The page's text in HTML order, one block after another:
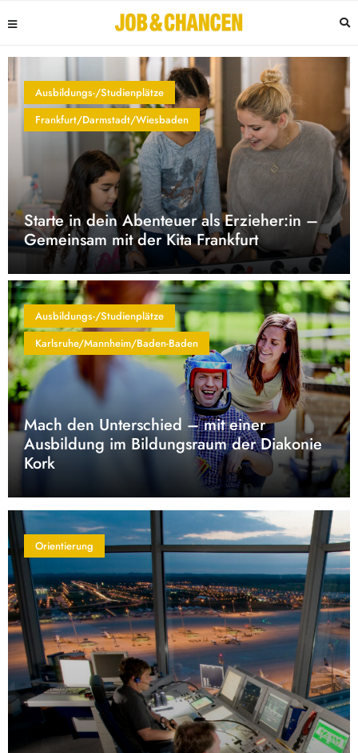
Ausbildungs-/Studienplätze
Frankfurt/Darmstadt/Wiesbaden
Starte in dein Abenteuer als Erzieher:in –
Gemeinsam mit der Kita Frankfurt
Ausbildungs-/Studienplätze
Karlsruhe/Mannheim/Baden-Baden
Mach den Unterschied – mit einer
Ausbildung im Bildungsraum der Diakonie
Kork
Orientierung